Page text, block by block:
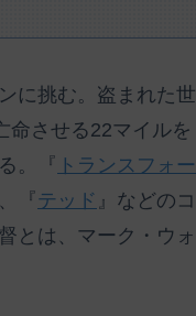
に挑む。盗まれた世
命させる22マイルを
。『 トランスフォー
『テッド 』などのコ
とは、マーク・ウォ